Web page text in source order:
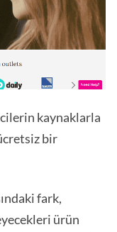
kaynaklarla
bir
fark,
ürün